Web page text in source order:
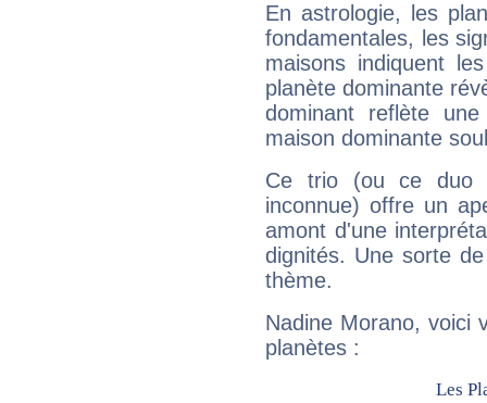
En astrologie, les
fondamentales, les
maisons indiquent
planète dominante
dominant reflète
maison dominante
Ce trio (ou ce duo
inconnue) offre un
amont d'une
dignités. Une sorte
thème.
Nadine Morano, voici
planètes :